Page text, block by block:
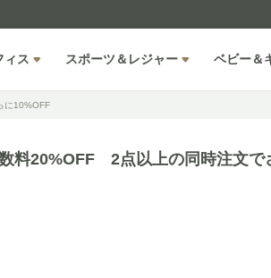
ィス スポーツ＆レジャー ベビー＆
に10%OFF
料20%OFF 2点以上の同時注文で